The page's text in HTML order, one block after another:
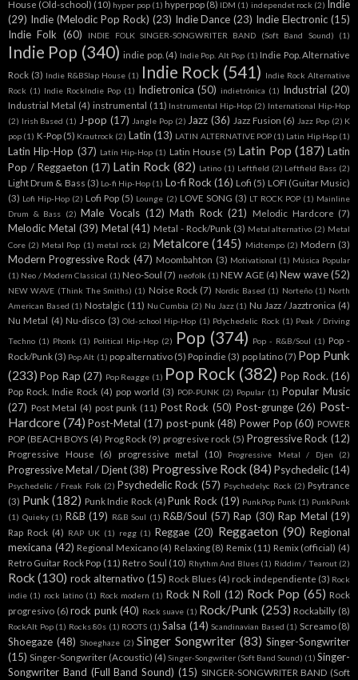
House (Old-school) (10) hyper pop (1) hyperpop (8) IDM (1) independet rock (2) Indie
(29) Indie (Melodic Pop Rock) (23) Indie Dance (23) Indie Electronic (15)
Indie Folk (60) INDIE FOLK SINGER-SONGWRITER BAND (Soft Band Sound) (1)
Indie Pop (340) indie pop. (4) Indie Pop. Alt Pop (1) Indie Pop. Alternative
Rock (3) Indie R&BSlap House (1) Indie Rock (541) Indie Rock Alternative
Rock (1) Indie RockIndie Pop (1) Indietronica (50) indietrónica (1) Industrial (20)
Industrial Metal (4) instrumental (11) Instrumental Hip-Hop (2) International Hip-Hop
(2) Irish Based (1) J-pop (17) Jangle Pop (2) Jazz (36) Jazz Fusion (6) Jazz Pop (2) K
pop (1) K-Pop (5) Krautrock (2) Latin (13) LATIN ALTERNATIVE POP (1) Latin Hip Hop (1)
Latin Hip-Hop (37) Latín Hip-Hop (1) Latin House (5) Latin Pop (187) Latin
Pop / Reggaeton (17) Latin Rock (82) Latino (1) Leftfield (2) Leftfield Bass (2)
Light Drum & Bass (3) Lo-fi Hip-Hop (1) Lo-fi Rock (16) Lofi (5) LOFI (Guitar Music)
(3) Lofi Hip-Hop (2) Lofi Pop (5) Lounge (2) LOVE SONG (3) LT ROCK POP (1) Mainline
Drum & Bass (2) Male Vocals (12) Math Rock (21) Melodic Hardcore (7)
Melodic Metal (39) Metal (41) Metal - Rock/Punk (3) Metal alternativo (2) Metal
Core (2) Metal Pop (1) metal rock (2) Metalcore (145) Midtempo (2) Modern (3)
Modern Progressive Rock (47) Moombahton (3) Motivational (1) Música Popular
(1) Neo / Modern Classical (1) Neo-Soul (7) neofolk (1) NEW AGE (4) New wave (52)
NEW WAVE (Think The Smiths) (1) Noise Rock (7) Nordic Based (1) Norteño (1) North
American Based (1) Nostalgic (11) Nu Cumbia (2) Nu Jazz (1) Nu Jazz / Jazztronica (4)
Nu Metal (4) Nu-disco (3) Old-school Hip-Hop (1) Pdychedelic Rock (1) Peak / Driving
Techno (1) Phonk (1) Political Hip-Hop (2) Pop (374) Pop - R&B/Soul (1) Pop -
Rock/Punk (3) Pop Alt (1) pop alternativo (5) Pop indie (3) pop latino (7) Pop Punk
(233) Pop Rap (27) Pop Reagge (1) Pop Rock (382) Pop Rock. (16)
Pop Rock. Indie Rock (4) pop world (3) POP-PUNK (2) Popular (1) Popular Music
(27) Post Metal (4) post punk (11) Post Rock (50) Post-grunge (26) Post-
Hardcore (74) Post-Metal (17) post-punk (48) Power Pop (60) POWER
POP (BEACH BOYS (4) Prog Rock (9) progresive rock (5) Progressive Rock (12)
Progressive House (6) progressive metal (10) Progressive Metal / Djen (2)
Progressive Metal / Djent (38) Progressive Rock (84) Psychedelic(14)
Psychedelic / Freak Folk (2) Psychedelic Rock (57) Psychedelyc Rock (2) Psytrance
(3) Punk (182) Punk Indie Rock (4) Punk Rock (19) PunkPop Punk (1) PunkPunk
(1) Quieky (1) R&B (19) R&B Soul (1) R&B/Soul (57) Rap (30) Rap Metal (19)
Rap Rock (4) RAP UK (1) regg (1) Reggae (20) Reggaeton (90) Regional
mexicana (42) Regional Mexicano (4) Relaxing (8) Remix (11) Remix (official) (4)
Retro Guitar Rock Pop (11) Retro Soul (10) Rhythm And Blues (1) Riddim / Tearout (2)
Rock (130) rock alternativo (15) Rock Blues (4) rock independiente (3) Rock
indie (1) rock latino (1) Rock modern (1) Rock N Roll (12) Rock Pop (65) Rock
progresivo (6) rock punk (40) Rock suave (1) Rock/Punk (253) Rockabilly (8)
RockAlt Pop (1) Rocks 80s (1) ROOTS (1) Salsa (14) Scandinavian Based (1) Screamo (8)
Shoegaze (48) Shoeghaze (2) Singer Songwriter (83) Singer-Songwriter
(15) Singer-Songwriter (Acoustic) (4) Singer-Songwriter (Soft Band Sound) (1) Singer-
Songwriter Band (Full Band Sound) (15) SINGER-SONGWRITER BAND (Soft